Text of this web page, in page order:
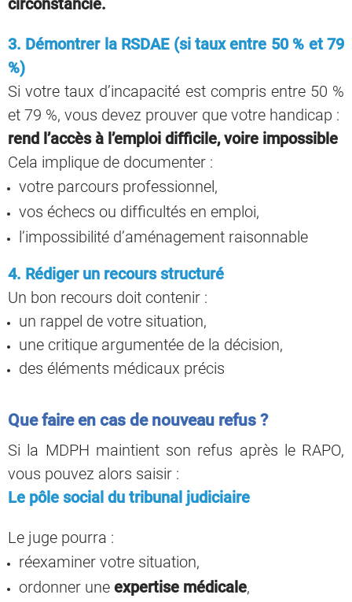
circonstancié.
3. Démontrer la RSDAE (si taux entre 50 % et 79
%)
Si votre taux d’incapacité est compris entre 50 %
et 79 %, vous devez prouver que votre handicap :
rend l’accès à l’emploi difficile, voire impossible
Cela implique de documenter :
votre parcours professionnel,
vos échecs ou difficultés en emploi,
l’impossibilité d’aménagement raisonnable
4. Rédiger un recours structuré
Un bon recours doit contenir :
un rappel de votre situation,
une critique argumentée de la décision,
des éléments médicaux précis
Que faire en cas de nouveau refus ?
Si la MDPH maintient son refus après le RAPO,
vous pouvez alors saisir :
Le pôle social du tribunal judiciaire
Le juge pourra :
réexaminer votre situation,
ordonner une expertise médicale,